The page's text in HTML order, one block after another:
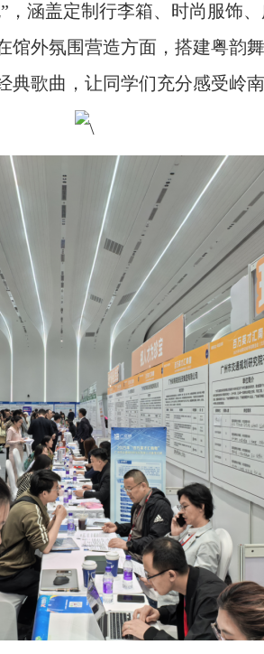
，涵盖定制行李箱、时尚服饰
馆外氛围营造方面，搭建粤韵
歌曲，让同学们充分感受岭南